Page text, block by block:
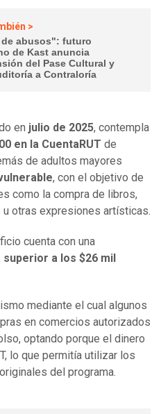
>
abusos": futuro
de Kast anuncia
del Pase Cultural y
a Contraloría
en julio de 2025, contempla
en la CuentaRUT de
de adultos mayores
, con el objetivo de
como la compra de libros,
otras expresiones artísticas.
cuenta con una
a los $26 mil
mediante el cual algunos
en comercios autorizados
optando porque el dinero
lo que permitía utilizar los
del programa.